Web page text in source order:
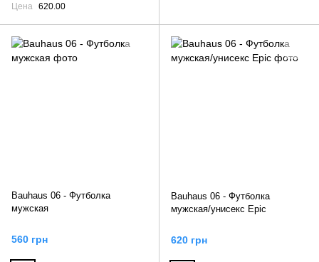
Цена 620.00
Bauhaus 06 - Футболка
мужская
560 грн
Bauhaus 06 - Футболка
мужская/унисекс Epic
620 грн